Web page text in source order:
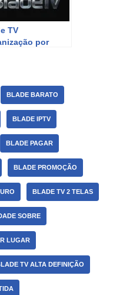
TV
por
BLADE BARATO
BLADE IPTV
BLADE PAGAR
BLADE PROMOÇÃO
BLADE TV 2 TELAS
SOBRE
LUGAR
TV ALTA DEFINIÇÃO